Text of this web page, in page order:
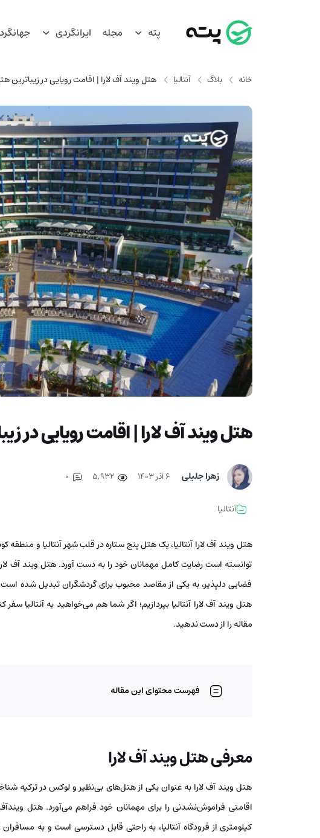
پته مجله ایرانگردی
خانه بلاگ آنتالیا هتل ویند آف لارا | اقامت رویایی در زیباترین
هتل ویند آف لارا | اقامت رویایی در
زهرا جلیلی ۶ آذر ۱۴۰۳ 5,932
آنتالیا
هتل ویند آف لارا آنتالیا، یک هتل پنج ستاره در قلب شهر آنتالیا و
توانسته است رضایت کامل مهمانان خود را به دست آورد. هتل ویند آف
فضایی دلپذیر، به یکی از مقاصد محبوب برای گردشگران تبدیل شده
هتل ویند آف لارا آنتالیا بپردازیم؛ اگر شما هم می‌خواهید به آنتالیا
مقاله را از دست ندهید.
فهرست محتوای این مقاله
معرفی هتل ویند آف لارا
هتل ویند آف لارا به عنوان یکی از هتل‌های بی‌نظیر و لوکس در ترکیه
کیلومتری از فرودگاه آنتالیا، به راحتی قابل دسترسی است و به